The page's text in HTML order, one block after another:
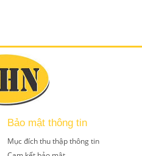
Bảo mật thông tin
Mục đích thu thập thông tin